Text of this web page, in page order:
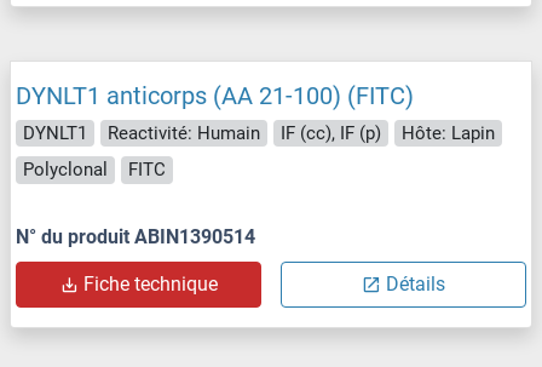
DYNLT1 anticorps (AA 21-100) (FITC)
DYNLT1 Reactivité: Humain IF (cc), IF (p)
Hôte: Lapin
Polyclonal
FITC
N° du produit ABIN1390514
Fiche technique Détails